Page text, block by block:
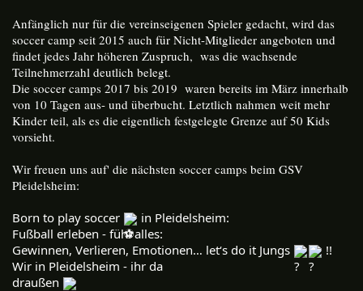
Anfänglich nur für die vereinseigenen Spieler gedacht, wird das
soccer camp seit 2015 auch für Nicht-Mitglieder angeboten und
findet jedes Jahr höheren Zuspruch, was die wachsende
Teilnehmerzahl deutlich belegt.
Die soccer camps 2017 bis 2019 waren bereits im März innerhalb
von 10 Tagen aus- und überbucht. Letztlich nahmen weit mehr
Kinder teil, als es die eigentlich festgelegte Grenze auf 50 Kids
vorsieht.
Wir freuen uns auf' die nächsten soccer camps beim GSV
Pleidelsheim:
Born to play soccer
in Pleidelsheim:
Fußball erleben - fühl alles:
Gewinnen, Verlieren, Emotionen… let‘s do it Jungs
!!
Wir in Pleidelsheim - ihr da
draußen